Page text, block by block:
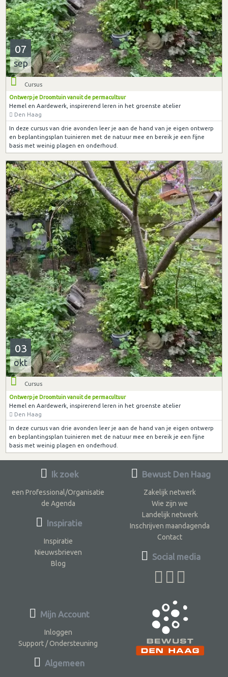
07
sep
Cursus
Ontwerp je Droomtuin vanuit de permacultuur
Hemel en Aardewerk, inspirerend leren in het groenste atelier
Den Haag
In deze cursus van drie avonden leer je aan de hand van je eigen ontwerp
en beplantingsplan tuinieren met de natuur mee en bereik je een fijne
basis met weinig plagen en onderhoud.
03
okt
Cursus
Ontwerp je Droomtuin vanuit de permacultuur
Hemel en Aardewerk, inspirerend leren in het groenste atelier
Den Haag
In deze cursus van drie avonden leer je aan de hand van je eigen ontwerp
en beplantingsplan tuinieren met de natuur mee en bereik je een fijne
basis met weinig plagen en onderhoud.
Ik zoek
een Professional/Organisatie
de Agenda
Inspiratie
Inspiratie
Nieuwsbrieven
Blog
Bewust Den Haag
Zakelijk netwerk
Wie zijn we
Landelijk netwerk
Inschrijven maandagenda
Contact
Social media
Mijn Account
Inloggen
Support / Ondersteuning
Algemeen